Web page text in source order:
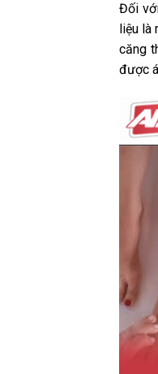
Đối
liệu
căng
được